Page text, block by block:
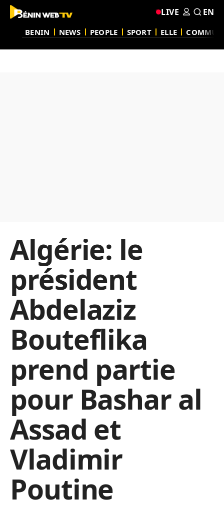
BENIN NEWS PEOPLE SPORT ELLE
LIVE EN
Algérie: le
président
Abdelaziz
Bouteflika
prend partie
pour Bashar al
Assad et
Vladimir
Poutine